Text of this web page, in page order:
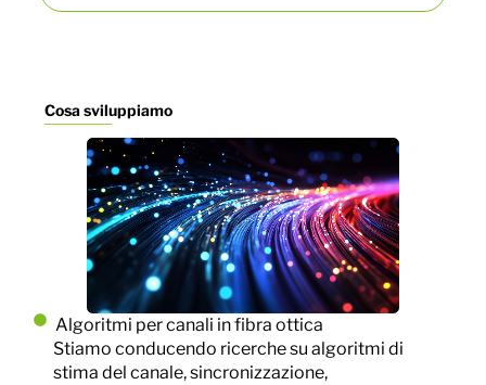
Cosa sviluppiamo
Algoritmi per canali in fibra ottica
Stiamo conducendo ricerche su algoritmi di
stima del canale, sincronizzazione,